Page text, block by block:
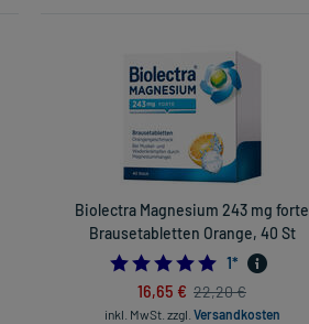
Biolectra Magnesium 243 mg forte
Brausetabletten Orange, 40 St
5.0
1*
16,65 € 22,20 €
inkl. MwSt. zzgl. Versandkosten